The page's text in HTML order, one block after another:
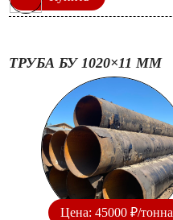
ТРУБА БУ 1020×11 ММ
Цена: 45000 ₽/тонна